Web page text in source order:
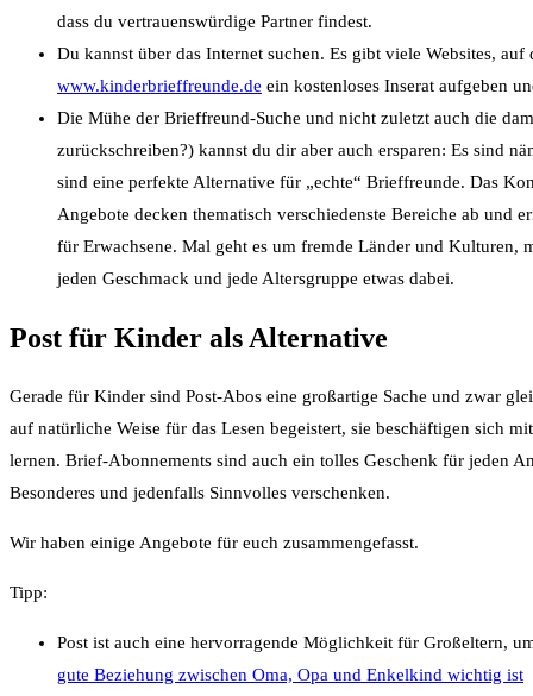
dass du vertrauenswürdige Partner findest.
Du kannst über das Internet suchen. Es gibt viele Websites,
www.kinderbrieffreunde.de ein kostenloses Inserat aufgeben
Die Mühe der Brieffreund-Suche und nicht zuletzt auch die
zurückschreiben?) kannst du dir aber auch ersparen: Es sind
sind eine perfekte Alternative für „echte“ Brieffreunde. Das
Angebote decken thematisch verschiedenste Bereiche ab
für Erwachsene. Mal geht es um fremde Länder und Kulturen,
jeden Geschmack und jede Altersgruppe etwas dabei.
Post für Kinder als Alternative
Gerade für Kinder sind Post-Abos eine großartige Sache und zwar
auf natürliche Weise für das Lesen begeistert, sie beschäftigen sich
lernen. Brief-Abonnements sind auch ein tolles Geschenk für jeden
Besonderes und jedenfalls Sinnvolles verschenken.
Wir haben einige Angebote für euch zusammengefasst.
Tipp:
Post ist auch eine hervorragende Möglichkeit für Großeltern,
gute Beziehung zwischen Oma, Opa und Enkelkind wichtig ist